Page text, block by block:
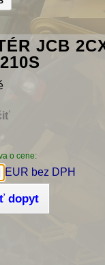
JCB
o cene:
EUR bez DPH
dopyt